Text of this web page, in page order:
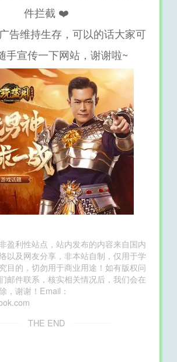
件拦截 ❤️
告维持生存，可以的话大家可
手宣传一下网站，谢谢啦~
盈利性站点，站内发布的内容来自国内
以及网友分享，非本站自制，仅用于学
目的，切勿用于商业用途！如有版权问
邮件联系，核实相关情况后，我们会在
，谢谢！Email：
THE END